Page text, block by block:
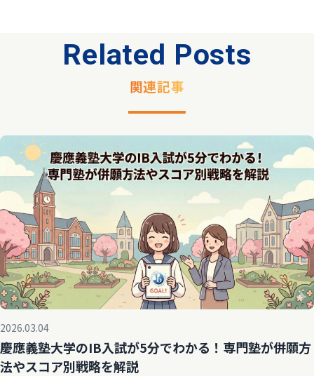
Related Posts
関連記事
2026.03.04
慶應義塾大学のIB入試が5分でわかる！専門塾が併願方
法やスコア別戦略を解説